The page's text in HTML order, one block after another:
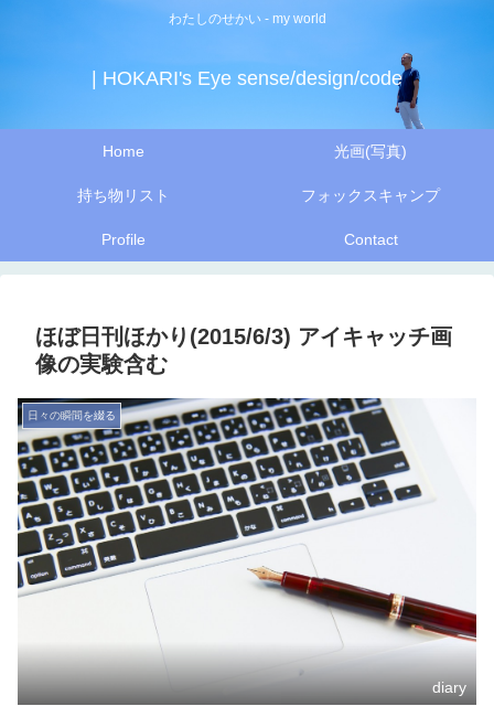
わたしのせかい - my world
| HOKARI's Eye sense/design/code
Home 光画(写真)
持ち物リスト フォックスキャンプ
Profile Contact
ほぼ日刊ほかり(2015/6/3) アイキャッチ画
像の実験含む
日々の瞬間を綴る
diary